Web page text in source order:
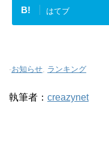
B! はてブ
-お知らせ, ランキング
執筆者： creazynet